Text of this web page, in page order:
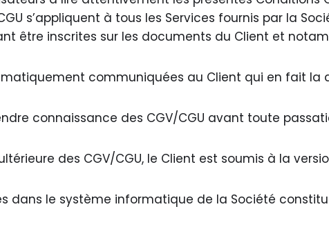
s’appliquent à tous les Services fournis par la
être inscrites sur les documents du Client et
communiquées au Client qui en fait la
connaissance des CGV/CGU avant toute
des CGV/CGU, le Client est soumis à la
dans le système informatique de la Société